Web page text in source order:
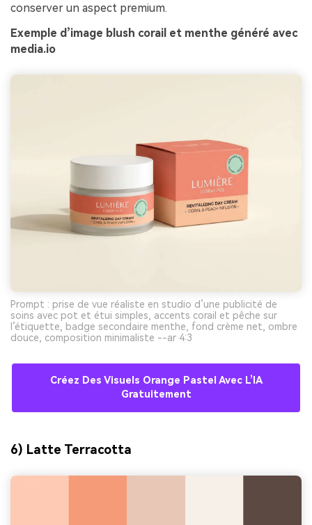
conserver un aspect premium.
Exemple d’image blush corail et menthe généré avec
media.io
Prompt : prise de vue réaliste en studio d’une publicité de
soins avec pot et étui simples, accents corail et pêche sur
l’étiquette, badge secondaire menthe, fond crème net, ombre
douce, composition minimaliste --ar 4:3
Créez Des Visuels Orange Pastel Avec L’IA
Gratuitement
6) Latte Terracotta